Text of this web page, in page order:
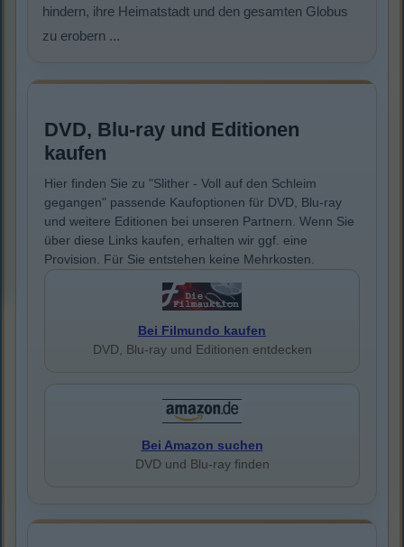
hindern, ihre Heimatstadt und den gesamten Globus
zu erobern ...
DVD, Blu-ray und Editionen
kaufen
Hier finden Sie zu "Slither - Voll auf den Schleim
gegangen" passende Kaufoptionen für DVD, Blu-ray
und weitere Editionen bei unseren Partnern. Wenn Sie
über diese Links kaufen, erhalten wir ggf. eine
Provision. Für Sie entstehen keine Mehrkosten.
Bei Filmundo kaufen
DVD, Blu-ray und Editionen entdecken
Bei Amazon suchen
DVD und Blu-ray finden